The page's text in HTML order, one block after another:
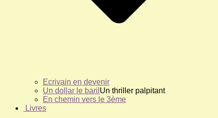
Ecrivain en devenir
Un dollar le baril Un thriller palpitant
En chemin vers le 3ème
Livres